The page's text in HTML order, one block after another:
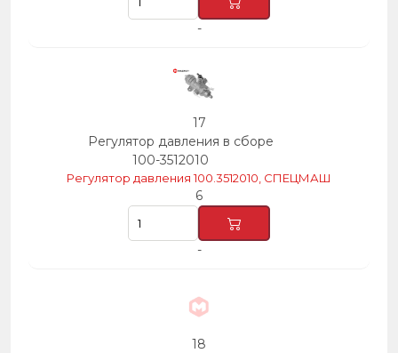
-
17
Регулятор давления в сборе
100-3512010
Регулятор давления 100.3512010, СПЕЦМАШ
6
-
18